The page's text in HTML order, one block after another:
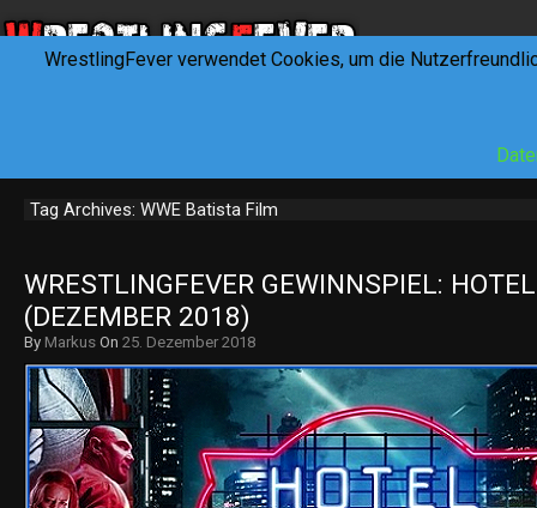
Tag Archives: WWE Batista Film
WRESTLINGFEVER GEWINNSPIEL:
(DEZEMBER 2018)
By Markus On 25. Dezember 2018
WrestlingFever verwendet Cookies, um die